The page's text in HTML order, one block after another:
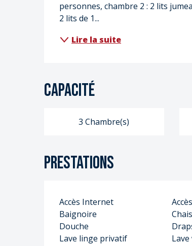
personnes, chambre 2 : 2 lits
2 lits de 1...
Lire la suite
Capacité
3 Chambre(s)
Prestations
Accès Internet
Baignoire
Douche
Lave linge privatif
Lave